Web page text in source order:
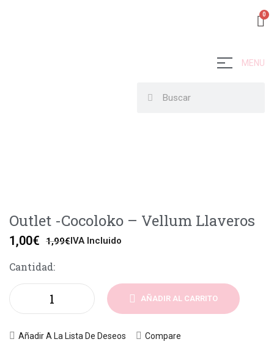
MENU
Outlet -Cocoloko – Vellum Llaveros
1,99€
1,00€ IVA Incluido
Cantidad:
AÑADIR AL CARRITO
Añadir A La Lista De Deseos Compare